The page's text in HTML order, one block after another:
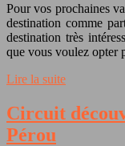
Pour vos prochaines
destination comme
destination très
que vous voulez opter
Lire la suite
Circuit
Pérou